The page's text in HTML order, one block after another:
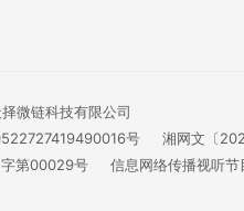
微链科技有限公司
号
湘网文〔
字第00029号 信息网络传播视听